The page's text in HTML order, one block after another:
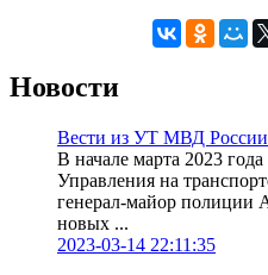
Новости
Вести из УТ МВД
В начале марта 2023
Управления на
генерал-майор полиции
новых ...
2023-03-14 22:11:35